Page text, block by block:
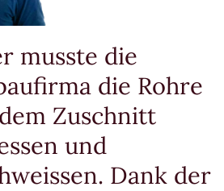
musste die
die Rohre
Zuschnitt
und
Dank der